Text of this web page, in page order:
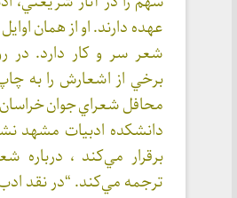
عهده دارند. او از همان
شعر سر و كار دارد. در
برخي از اشعارش را به
محافل شعراي جوان
دانشكده ادبيات مشهد
برقرار مي‌كند ، درباره
ترجمه مي‌كند. “در نقد ادب